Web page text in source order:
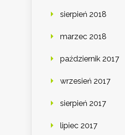
sierpień 2018
marzec 2018
październik 2017
wrzesień 2017
sierpień 2017
lipiec 2017